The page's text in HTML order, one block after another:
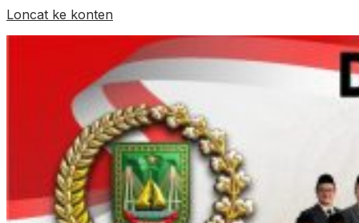
Loncat ke konten